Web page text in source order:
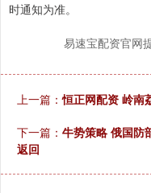
时通知为准。
易速宝配资官网
上一篇：恒正网配资 岭南
下一篇： 牛势策略 俄国防
返回